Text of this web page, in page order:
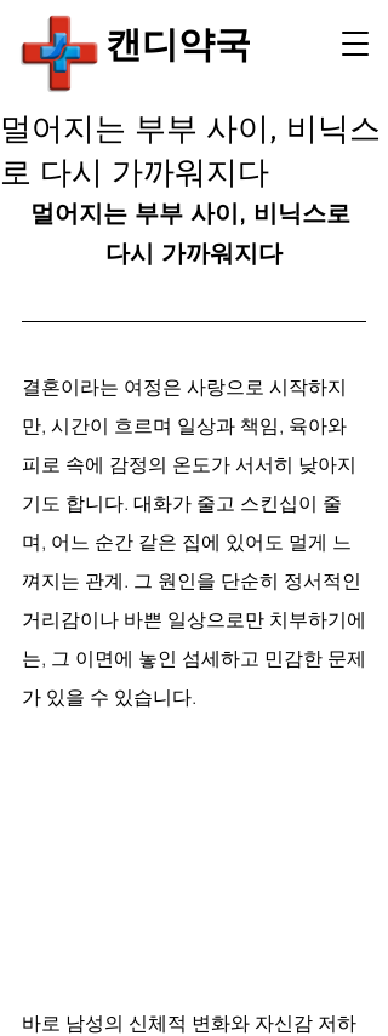
​캔디약국
멀어지는 부부 사이, 비닉스
로 다시 가까워지다
멀어지는 부부 사이, 비닉스로
다시 가까워지다
결혼이라는 여정은 사랑으로 시작하지
만, 시간이 흐르며 일상과 책임, 육아와
피로 속에 감정의 온도가 서서히 낮아지
기도 합니다. 대화가 줄고 스킨십이 줄
며, 어느 순간 같은 집에 있어도 멀게 느
껴지는 관계. 그 원인을 단순히 정서적인
거리감이나 바쁜 일상으로만 치부하기에
는, 그 이면에 놓인 섬세하고 민감한 문제
가 있을 수 있습니다.
바로 남성의 신체적 변화와 자신감 저하